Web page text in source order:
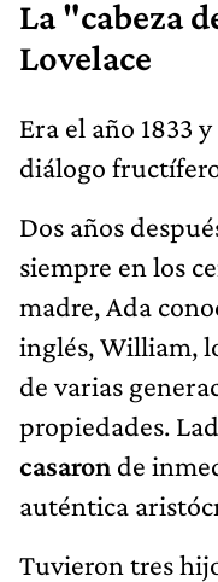
La "cabeza
Lovelace
Era el año 1833
diálogo
Dos años
siempre en los
madre, Ada
inglés, William,
de varias
propiedades.
casaron de
auténtica
Tuvieron tres